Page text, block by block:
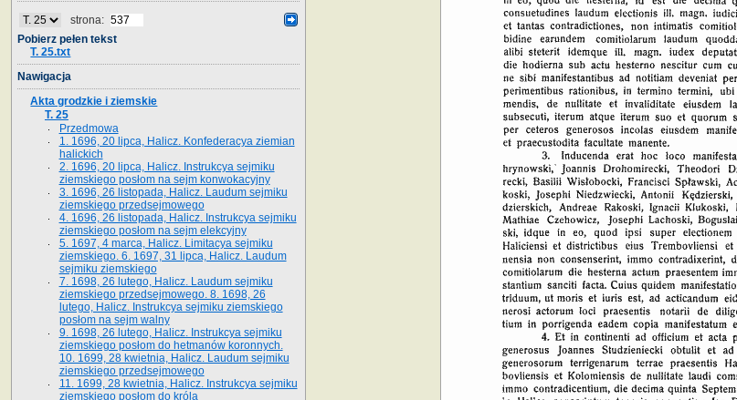
strona:
Pobierz pełen tekst
T. 25.txt
Nawigacja
Akta grodzkie i ziemskie
T. 25
Przedmowa
1. 1696, 20 lipca, Halicz. Konfederacya ziemian
halickich
2. 1696, 20 lipca, Halicz. Instrukcya sejmiku
ziemskiego posłom na sejm konwokacyjny
3. 1696, 26 listopada, Halicz. Laudum sejmiku
ziemskiego przedsejmowego
4. 1696, 26 listopada, Halicz. Instrukcya sejmiku
ziemskiego posłom na sejm elekcyjny
5. 1697, 4 marca, Halicz. Limitacya sejmiku
ziemskiego. 6. 1697, 31 lipca, Halicz. Laudum
sejmiku ziemskiego
7. 1698, 26 lutego, Halicz. Laudum sejmiku
ziemskiego przedsejmowego. 8. 1698, 26
lutego, Halicz. Instrukcya sejmiku ziemskiego
posłom na sejm walny
9. 1698, 26 lutego, Halicz. Instrukcya sejmiku
ziemskiego posłom do hetmanów koronnych.
10. 1699, 28 kwietnia, Halicz. Laudum sejmiku
ziemskiego przedsejmowego
11. 1699, 28 kwietnia, Halicz. Instrukcya sejmiku
ziemskiego posłom do króla